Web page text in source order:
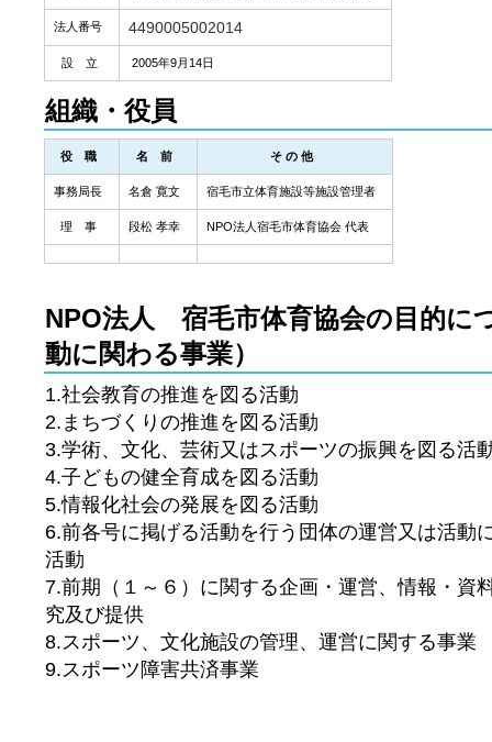
法人番号 4490005002014
設 立 2005年9月14日
組織・役員
役 職 名 前 そ の 他
事務局長 名倉 寛文 宿毛市立体育施設等施設管理者
理 事 段松 孝幸 NPO法人宿毛市体育協会 代表
NPO法人 宿毛市体育協会の目的に
動に関わる事業）
1.社会教育の推進を図る活動
2.まちづくりの推進を図る活動
3.学術、文化、芸術又はスポーツの振興を図る活
4.子どもの健全育成を図る活動
5.情報化社会の発展を図る活動
6.前各号に掲げる活動を行う団体の運営又は活動
活動
7.前期（１～６）に関する企画・運営、情報・資
究及び提供
8.スポーツ、文化施設の管理、運営に関する事業
9.スポーツ障害共済事業